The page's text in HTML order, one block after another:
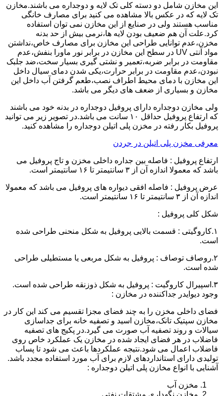
این مخازن شامل دو دسته کلی تک لایه و دوجداره می باشند.مخازن
تک لایه که در عکس بالا مشاهده می کنید برای مصارف خانگی
مناسب هستند ولی در صنایع از این مخازن نمی توان استفاده
کرد.علت آن هم ضعیف بودن لایه ها،نرمی بیش از حد بدنه
مخزن،عدم توانایی طراحی این مخازن برای مصارف خاص،نداشتن
مواد آنتی UV در سطح این مخازن در برابر نور ماورا بنفش،عدم
مقاومت در برابر ضربه،تعمیر و نشتی گیری بسیار سخت،ضد جلبک
نبودن،عدم مقاومت در برابر حرارت،یکی شدن دمای سیال داخل
این مخازن با دمای محیط اطراف نصب،طعم گرفتن آب داخل این
مخازن و بسیاری از ضعف های دیگر می باشد.
ولی مخازن دوجداره دارای پروفیل دوجداره در بدنه خود می باشند
که ارتفاع پروفیل حداقل ۱۰ سانت می باشد.در تصویر زیر می توانید
پروفیل بکار رفته در مخزن پلی اتیلن دوجداره را مشاهده کنید.
معرفی مخزن پلی اتیلن در جردن
ارتفاع پروفیل : فاصله بین جداره داخلی مخزن و تاج پروفیل می
باشد که معمولا اندازه آن از ۳ سانتیمتر تا ۱۶ سانتیمتر است.
عرض پروفیل : فاصله افقی دیواره های پروفیل می باشد که معمولا
اندازه آن از ۳ سانتیمتر تا ۱۶ سانتیمتر است.
شکل کلی پروفیل :
۱.کاروگیتی : قسمت بالایی پروفیل به شکل منحنی طراحی شده
است.
۲.روصاف توصاف : پروفیل به شکل مربعی یا مستطیلی طراحی
شده است.
۳.اسپیرال کاروگیت : پروفیل به شکل ذوزنقه طراحی شده است.
وجود دیوایدر جداکننده در مخازن :
فضای داخلی مخزن را به چند فضای مجزا تقسیم می کند این کار در
مخازن سپتیک تانک،مخازن اسید و تصفیه خانه برای جداسازی
سیالات و روند تصفیه آب صورت می گیرد.در پکیج های تصفیه
فاضلاب در هر فضای ایجاد شده در مخازن یک عملکرد خاص روی
فاضلاب اعمال می شود.نتیجه عملکردها باعث می شود تا پساب
تولیدی دارای استانداردهای لازم برای آب مورد استفاده مجدد باشد.
آشنایی با انواع مخازن پلی اتیلن دوجداره :
مخزن آب
مخازن نگهداری مشتقات نفتی